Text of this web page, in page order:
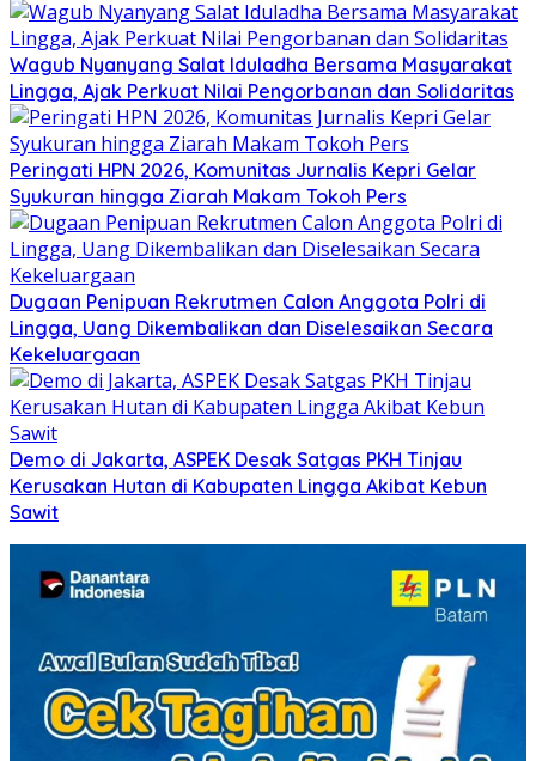
Wagub Nyanyang Salat Iduladha Bersama Masyarakat
Lingga, Ajak Perkuat Nilai Pengorbanan dan Solidaritas
Peringati HPN 2026, Komunitas Jurnalis Kepri Gelar
Syukuran hingga Ziarah Makam Tokoh Pers
Dugaan Penipuan Rekrutmen Calon Anggota Polri di
Lingga, Uang Dikembalikan dan Diselesaikan Secara
Kekeluargaan
Demo di Jakarta, ASPEK Desak Satgas PKH Tinjau
Kerusakan Hutan di Kabupaten Lingga Akibat Kebun
Sawit